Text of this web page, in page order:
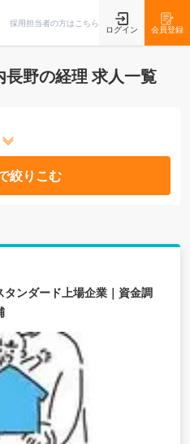
採用担当者の方はこちら
ログイン 会員登録
野の経理 求人一覧
絞りこむ
ンダード上場企業｜資金調